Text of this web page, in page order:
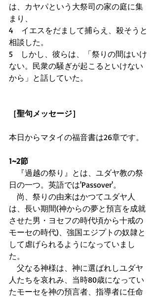
は、カヤパという大祭司の家の庭に集
まり、
4　イエスをだまして捕らえ、殺そうと
相談した。
5　しかし、彼らは、「祭りの間はいけ
ない。民衆の騒ぎが起こるといけない
から」と話していた。
［聖句メッセージ］
本日からマタイの福音書は26章です。
1~2節
『過越の祭り』とは、ユダヤ教の祭
日の一つ。英語では'Passover'。
尚、祭りの由来はかつてユダヤ人
は、長い期間(神からの夢と預言を成就
させた男・ヨセフの時代頃から十戒の
モーセの時代)、強国エジプトの奴隷と
して虐げられるようになっていまし
た。
父なる神様は、神に選ばれしユダヤ
人たちを哀れみ、当時80歳になってい
たモーセを神の預言者、指導者に任命